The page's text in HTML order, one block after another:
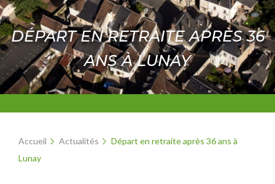
DÉPART EN RETRAITE APRÈS 36
ANS À LUNAY
Accueil Actualités
Départ en retraite après 36 ans à
Lunay